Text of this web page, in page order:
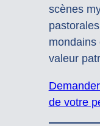
scènes
mondains
valeur
de votre